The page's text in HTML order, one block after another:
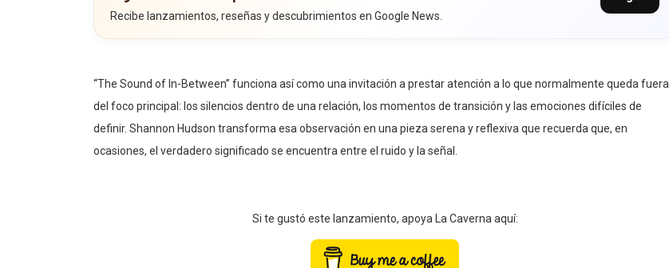
Recibe lanzamientos, reseñas y descubrimientos en Google News.
“The Sound of In-Between” funciona así como una invitación a prestar atención a lo que normalmente queda fuera
del foco principal: los silencios dentro de una relación, los momentos de transición y las emociones difíciles de
definir. Shannon Hudson transforma esa observación en una pieza serena y reflexiva que recuerda que, en
ocasiones, el verdadero significado se encuentra entre el ruido y la señal.
Si te gustó este lanzamiento, apoya La Caverna aquí: